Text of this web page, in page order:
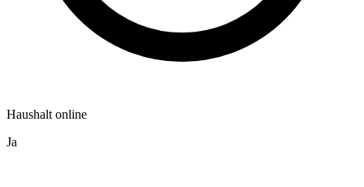
Haushalt online
Ja